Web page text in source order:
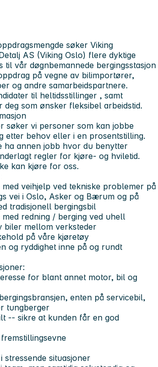
søker Viking
AS (Viking Oslo) flere dyktige
til vår døgnbemannede bergingsstasjon
på vegne av bilimportører,
og andre samarbeidspartnere.
til heltidsstillinger , samt
deg som ønsker fleksibel arbeidstid.
søker vi personer som kan jobbe
etter behov eller i en prosentstilling.
ha annen jobb hvor du benytter
regler for kjøre- og hviletid.
kan kjøre for oss.
med veihjelp ved tekniske problemer på
vei i Oslo, Asker og Bærum og på
tradisjonell bergingsbil
med redning / berging ved uhell
biler mellom verksteder
på våre kjøretøy
og ryddighet inne på og rundt
for blant annet motor, bil og
enten på servicebil,
tungberger
-- sikre at kunden får en god
stressende situasjoner